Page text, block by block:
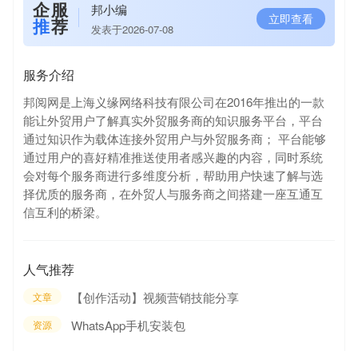
企服
推荐
邦小编
发表于2026-07-08
立即查看
服务介绍
邦阅网是上海义缘网络科技有限公司在2016年推出的一款
能让外贸用户了解真实外贸服务商的知识服务平台，平台
通过知识作为载体连接外贸用户与外贸服务商； 平台能够
通过用户的喜好精准推送使用者感兴趣的内容，同时系统
会对每个服务商进行多维度分析，帮助用户快速了解与选
择优质的服务商，在外贸人与服务商之间搭建一座互通互
信互利的桥梁。
人气推荐
文章 【创作活动】视频营销技能分享
资源 WhatsApp手机安装包